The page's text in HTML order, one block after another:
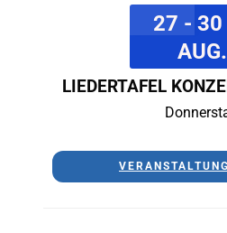
27 - 30
AUG.
LIEDERTAFEL